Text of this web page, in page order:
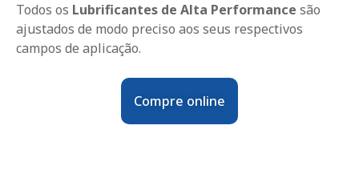
Todos os Lubrificantes de Alta Performance são
ajustados de modo preciso aos seus respectivos
campos de aplicação.
Compre online